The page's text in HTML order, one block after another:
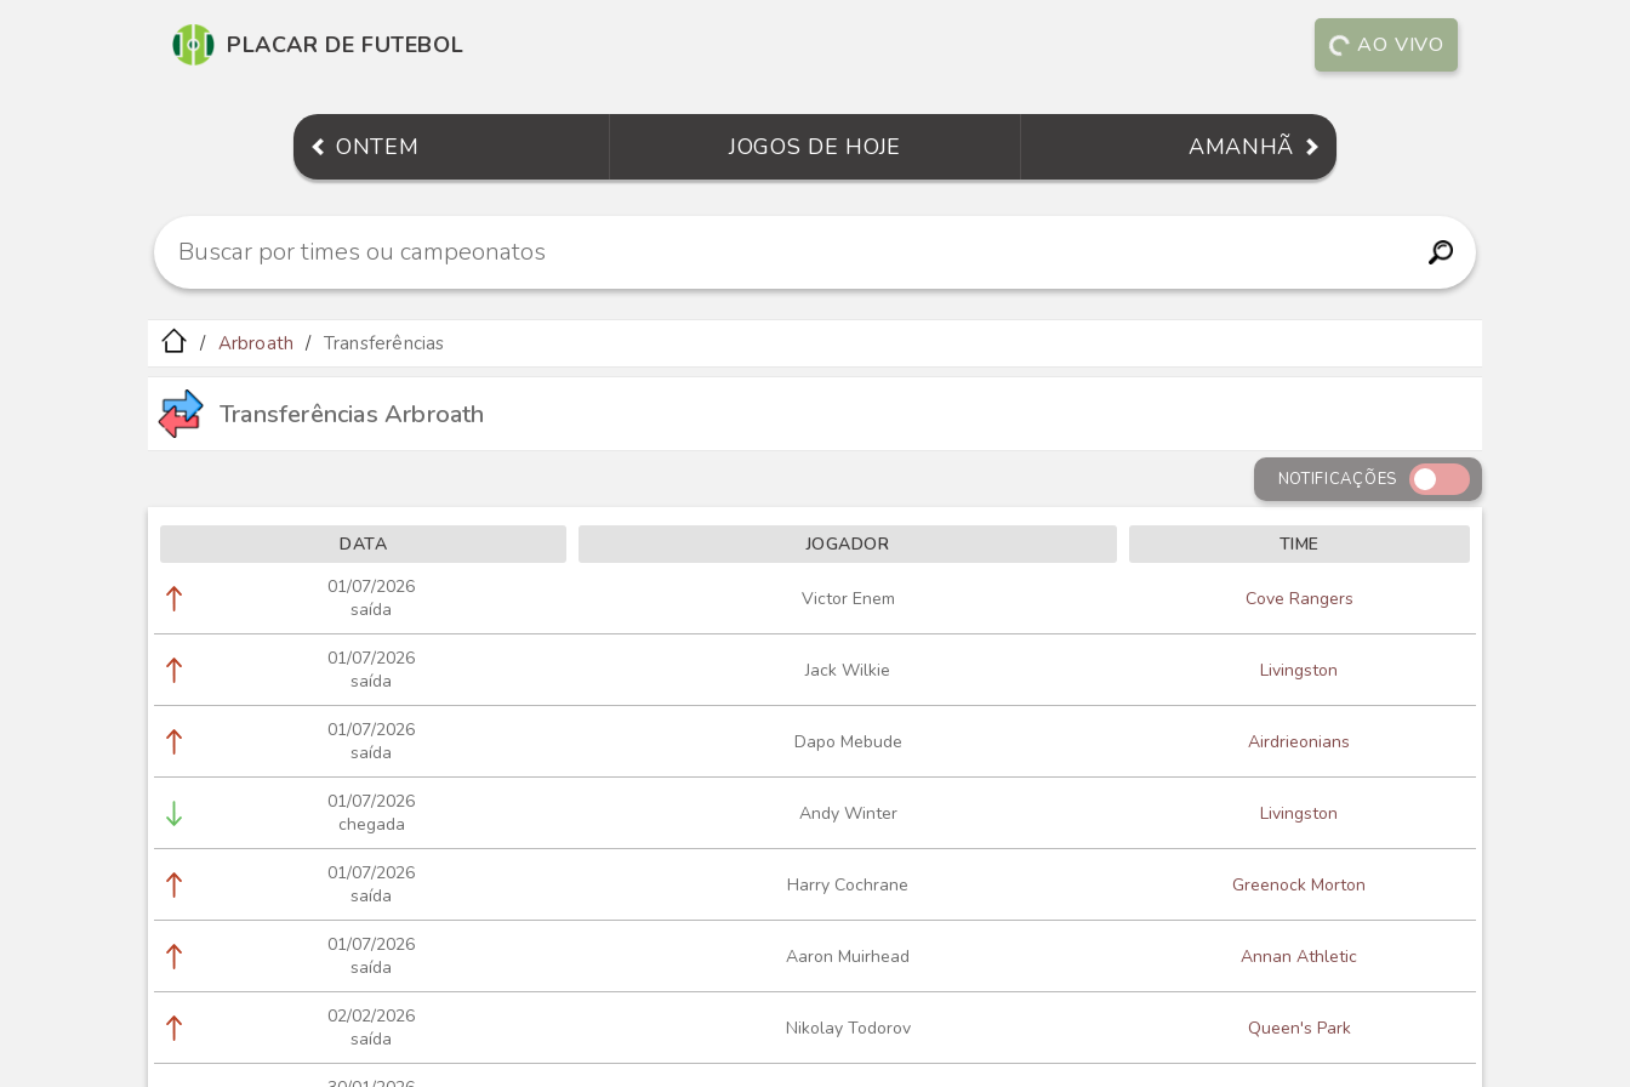
PLACAR DE FUTEBOL AO VIVO
ONTEM JOGOS DE HOJE AMANHÃ
Arbroath Transferências
Transferências Arbroath
NOTIFICAÇÕES
DATA JOGADOR
TIME
01/07/2026
saída
Victor Enem Cove Rangers
01/07/2026
saída
Jack Wilkie Livingston
01/07/2026
saída
Dapo Mebude Airdrieonians
01/07/2026
chegada
Andy Winter Livingston
01/07/2026
saída
Harry Cochrane Greenock Morton
01/07/2026
saída
Aaron Muirhead Annan Athletic
02/02/2026
saída
Nikolay Todorov Queen's Park